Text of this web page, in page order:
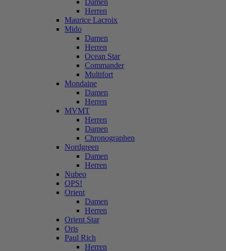
Damen
Herren
Maurice Lacroix
Mido
Damen
Herren
Ocean Star
Commander
Multifort
Mondaine
Damen
Herren
MVMT
Herren
Damen
Chronographen
Nordgreen
Damen
Herren
Nubeo
OPS!
Orient
Damen
Herren
Orient Star
Oris
Paul Rich
Herren